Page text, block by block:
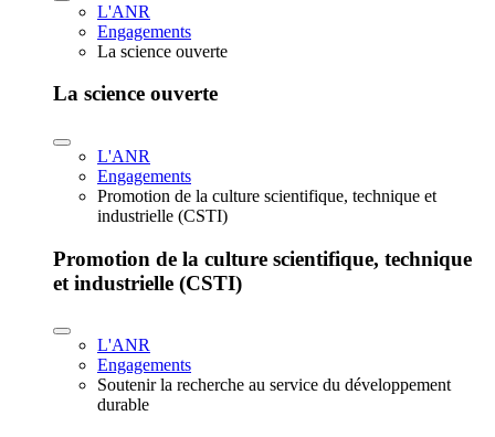
L'ANR
Engagements
La science ouverte
La science ouverte
L'ANR
Engagements
Promotion de la culture scientifique, technique et
industrielle (CSTI)
Promotion de la culture scientifique, technique
et industrielle (CSTI)
L'ANR
Engagements
Soutenir la recherche au service du développement
durable